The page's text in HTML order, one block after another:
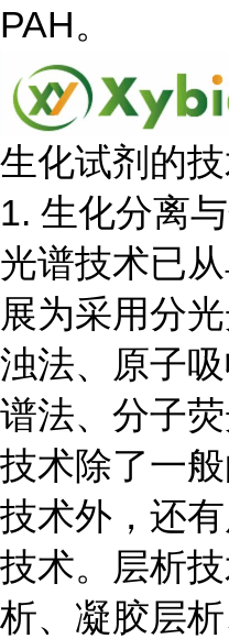
PAH。
生化试剂的
1. 生化分离
光谱技术已
展为采用分
浊法、原子
谱法、分子
技术除了一
技术外，还
技术。层析
析、凝胶层